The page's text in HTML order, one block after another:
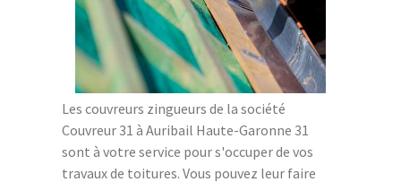
Les couvreurs zingueurs de la société
Couvreur 31 à Auribail Haute-Garonne 31
sont à votre service pour s'occuper de vos
travaux de toitures. Vous pouvez leur faire